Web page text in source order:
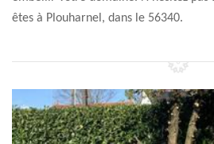
êtes à Plouharnel, dans le 56340.